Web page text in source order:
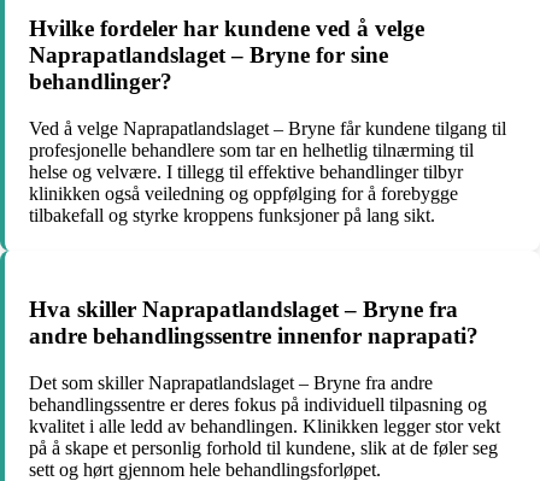
Hvilke fordeler har kundene ved å velge
Naprapatlandslaget – Bryne for sine
behandlinger?
Ved å velge Naprapatlandslaget – Bryne får kundene tilgang til
profesjonelle behandlere som tar en helhetlig tilnærming til
helse og velvære. I tillegg til effektive behandlinger tilbyr
klinikken også veiledning og oppfølging for å forebygge
tilbakefall og styrke kroppens funksjoner på lang sikt.
Hva skiller Naprapatlandslaget – Bryne fra
andre behandlingssentre innenfor naprapati?
Det som skiller Naprapatlandslaget – Bryne fra andre
behandlingssentre er deres fokus på individuell tilpasning og
kvalitet i alle ledd av behandlingen. Klinikken legger stor vekt
på å skape et personlig forhold til kundene, slik at de føler seg
sett og hørt gjennom hele behandlingsforløpet.